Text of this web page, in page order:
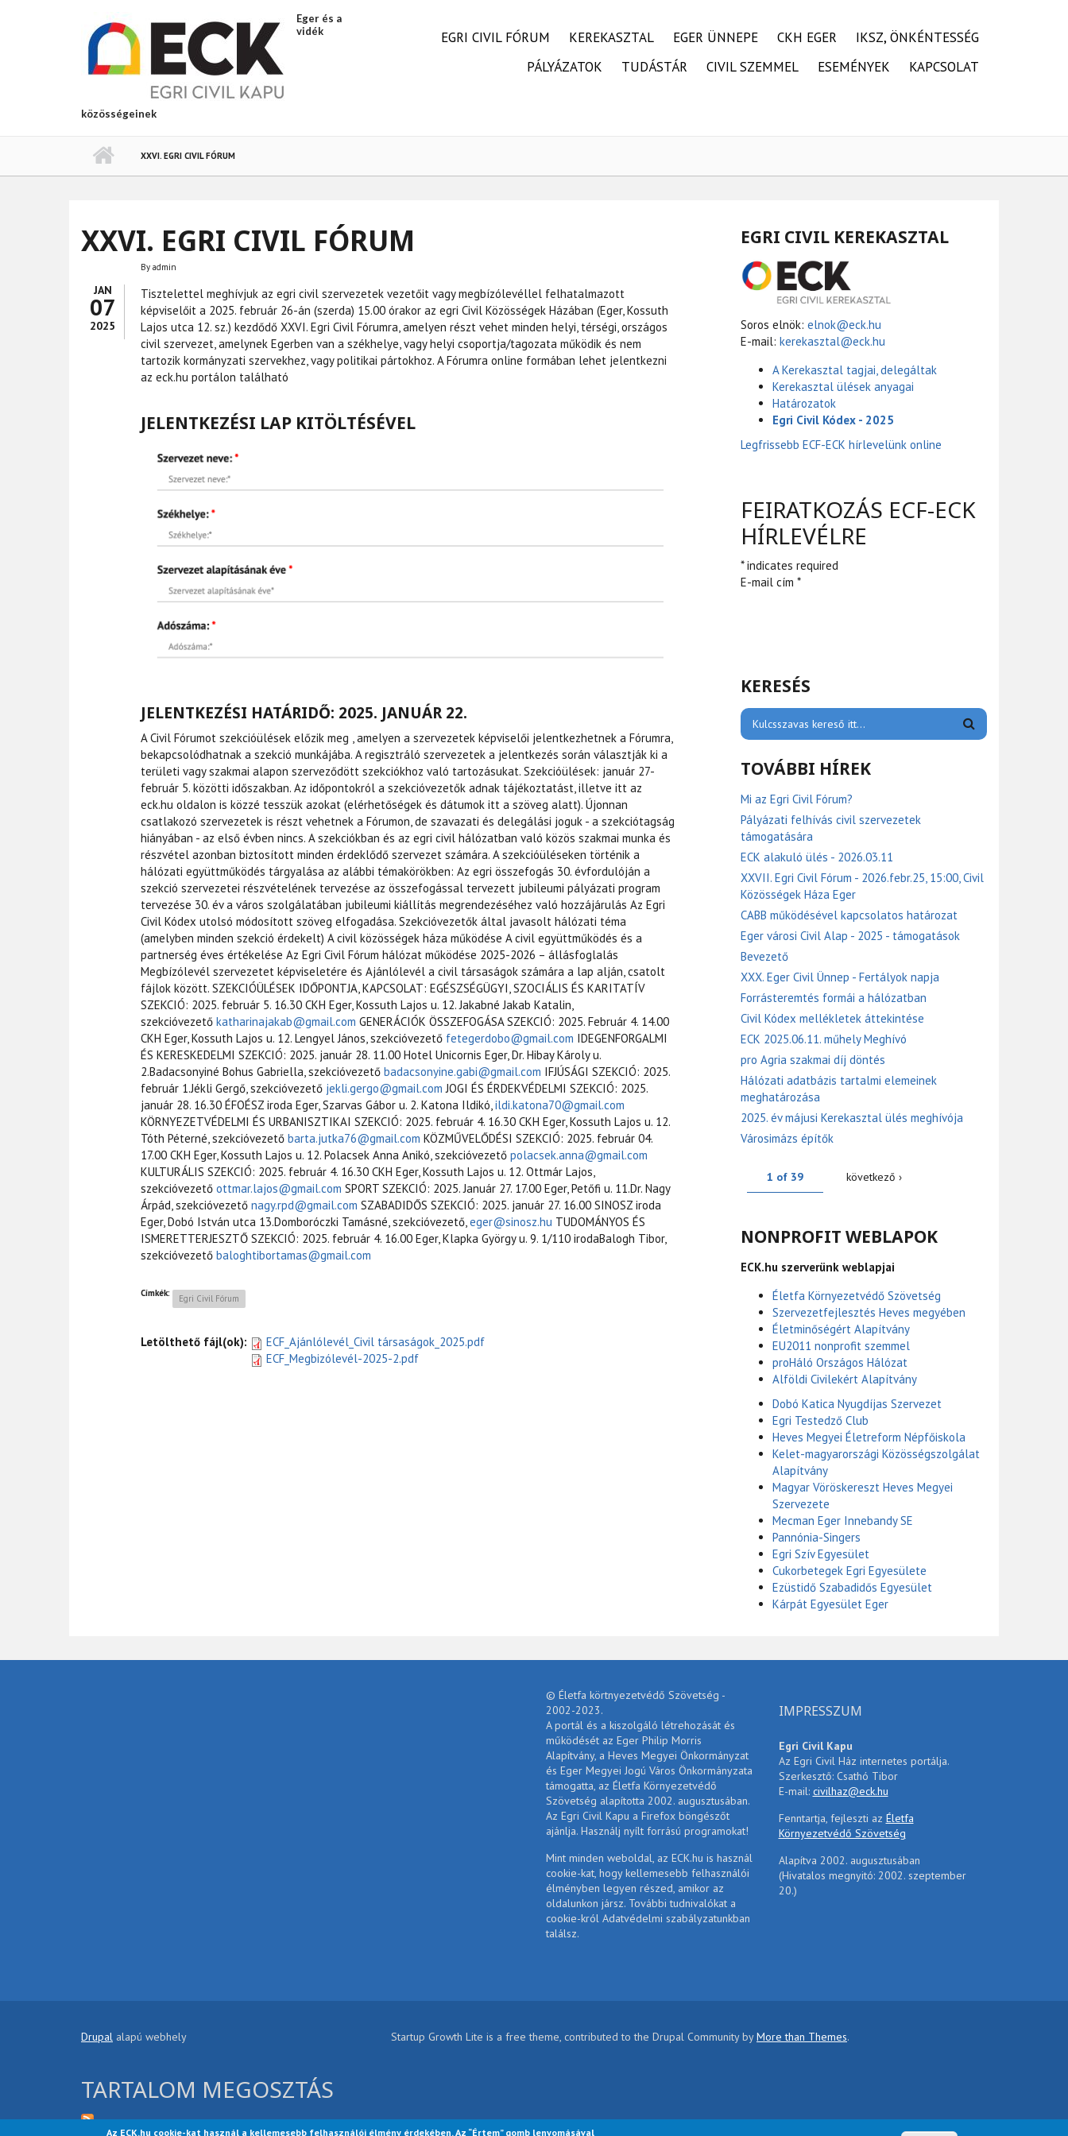
Az ECK.hu cookie-kat használ a kellemesebb felhasználói élmény érdekében. Az “Értem” gomb lenyomásával
Eger és a
vidék
közösségeinek
FŐMENÜ
EGRI CIVIL FÓRUM KEREKASZTAL EGER ÜNNEPE CKH EGER
IKSZ, ÖNKÉNTESSÉG
PÁLYÁZATOK
TUDÁSTÁR CIVIL SZEMMEL ESEMÉNYEK KAPCSOLAT
XXVI. EGRI CIVIL FÓRUM
XXVI. EGRI CIVIL FÓRUM
JAN
07
2025
By admin
Tisztelettel meghívjuk az egri civil szervezetek vezetőit vagy megbízólevéllel felhatalmazott
képviselőit a 2025. február 26-án (szerda) 15.00 órakor az egri Civil Közösségek Házában (Eger, Kossuth
Lajos utca 12. sz.) kezdődő XXVI. Egri Civil Fórumra, amelyen részt vehet minden helyi, térségi, országos
civil szervezet, amelynek Egerben van a székhelye, vagy helyi csoportja/tagozata működik és nem
tartozik kormányzati szervekhez, vagy politikai pártokhoz. A Fórumra online formában lehet jelentkezni
az eck.hu portálon található
JELENTKEZÉSI LAP KITÖLTÉSÉVEL
JELENTKEZÉSI HATÁRIDŐ: 2025. JANUÁR 22.
A Civil Fórumot szekcióülések előzik meg , amelyen a szervezetek képviselői jelentkezhetnek a Fórumra,
bekapcsolódhatnak a szekció munkájába. A regisztráló szervezetek a jelentkezés során választják ki a
területi vagy szakmai alapon szerveződött szekciókhoz való tartozásukat. Szekcióülések: január 27-
február 5. közötti időszakban. Az időpontokról a szekcióvezetők adnak tájékoztatást, illetve itt az
eck.hu oldalon is közzé tesszük azokat (elérhetőségek és dátumok itt a szöveg alatt). Újonnan
csatlakozó szervezetek is részt vehetnek a Fórumon, de szavazati és delegálási joguk - a szekciótagság
hiányában - az első évben nincs. A szekciókban és az egri civil hálózatban való közös szakmai munka és
részvétel azonban biztosított minden érdeklődő szervezet számára. A szekcióüléseken történik a
hálózati együttműködés tárgyalása az alábbi témakörökben: Az egri összefogás 30. évfordulóján a
szekció szervezetei részvételének tervezése az összefogással tervezett jubileumi pályázati program
tervezése 30. év a város szolgálatában jubileumi kiállítás megrendezéséhez való hozzájárulás Az Egri
Civil Kódex utolsó módosított szöveg elfogadása. Szekcióvezetők által javasolt hálózati téma
(amelyben minden szekció érdekelt) A civil közösségek háza működése A civil együttműködés és a
partnerség éves értékelése Az Egri Civil Fórum hálózat működése 2025-2026 – állásfoglalás
Megbízólevél szervezetet képviseletére és Ajánlólevél a civil társaságok számára a lap alján, csatolt
fájlok között. SZEKCIÓÜLÉSEK IDŐPONTJA, KAPCSOLAT: EGÉSZSÉGÜGYI, SZOCIÁLIS ÉS KARITATÍV
SZEKCIÓ: 2025. február 5. 16.30 CKH Eger, Kossuth Lajos u. 12. Jakabné Jakab Katalin,
szekcióvezető katharinajakab@gmail.com GENERÁCIÓK ÖSSZEFOGÁSA SZEKCIÓ: 2025. Február 4. 14.00
CKH Eger, Kossuth Lajos u. 12. Lengyel János, szekcióvezető fetegerdobo@gmail.com IDEGENFORGALMI
ÉS KERESKEDELMI SZEKCIÓ: 2025. január 28. 11.00 Hotel Unicornis Eger, Dr. Hibay Károly u.
2.Badacsonyiné Bohus Gabriella, szekcióvezető badacsonyine.gabi@gmail.com IFJÚSÁGI SZEKCIÓ: 2025.
február 1.Jékli Gergő, szekcióvezető jekli.gergo@gmail.com JOGI ÉS ÉRDEKVÉDELMI SZEKCIÓ: 2025.
január 28. 16.30 ÉFOÉSZ iroda Eger, Szarvas Gábor u. 2. Katona Ildikó,ildi.katona70@gmail.com
KÖRNYEZETVÉDELMI ÉS URBANISZTIKAI SZEKCIÓ: 2025. február 4. 16.30 CKH Eger, Kossuth Lajos u. 12.
Tóth Péterné, szekcióvezető barta.jutka76@gmail.com KÖZMŰVELŐDÉSI SZEKCIÓ: 2025. február 04.
17.00 CKH Eger, Kossuth Lajos u. 12. Polacsek Anna Anikó, szekcióvezető polacsek.anna@gmail.com
KULTURÁLIS SZEKCIÓ: 2025. február 4. 16.30 CKH Eger, Kossuth Lajos u. 12. Ottmár Lajos,
szekcióvezető ottmar.lajos@gmail.com SPORT SZEKCIÓ: 2025. Január 27. 17.00 Eger, Petőfi u. 11.Dr. Nagy
Árpád, szekcióvezető nagy.rpd@gmail.com SZABADIDŐS SZEKCIÓ: 2025. január 27. 16.00 SINOSZ iroda
Eger, Dobó István utca 13.Domboróczki Tamásné, szekcióvezető,eger@sinosz.hu TUDOMÁNYOS ÉS
ISMERETTERJESZTŐ SZEKCIÓ: 2025. február 4. 16.00 Eger, Klapka György u. 9. 1/110 irodaBalogh Tibor,
szekcióvezető baloghtibortamas@gmail.com
Címkék: Egri Civil Fórum
Letölthető fájl(ok):
ECF_Ajánlólevél_Civil társaságok_2025.pdf
ECF_Megbizólevél-2025-2.pdf
EGRI CIVIL KEREKASZTAL
Soros elnök: elnok@eck.hu
E-mail: kerekasztal@eck.hu
A Kerekasztal tagjai, delegáltak
Kerekasztal ülések anyagai
Határozatok
Egri Civil Kódex - 2025
Legfrissebb ECF-ECK hírlevelünk online
FEIRATKOZÁS ECF-ECK
HÍRLEVÉLRE
* indicates required
E-mail cím *
KERESÉS
TOVÁBBI HÍREK
Mi az Egri Civil Fórum?
Pályázati felhívás civil szervezetek
támogatására
ECK alakuló ülés - 2026.03.11
XXVII. Egri Civil Fórum - 2026.febr.25, 15:00, Civil
Közösségek Háza Eger
CABB működésével kapcsolatos határozat
Eger városi Civil Alap - 2025 - támogatások
Bevezető
XXX. Eger Civil Ünnep - Fertályok napja
Forrásteremtés formái a hálózatban
Civil Kódex mellékletek áttekintése
ECK 2025.06.11. műhely Meghívó
pro Agria szakmai díj döntés
Hálózati adatbázis tartalmi elemeinek
meghatározása
2025. év májusi Kerekasztal ülés meghívója
Városimázs építők
1 of 39 következő ›
NONPROFIT WEBLAPOK
ECK.hu szerverünk weblapjai
Életfa Környezetvédő Szövetség
Szervezetfejlesztés Heves megyében
Életminőségért Alapítvány
EU2011 nonprofit szemmel
proHáló Országos Hálózat
Alföldi Civilekért Alapítvány
Dobó Katica Nyugdíjas Szervezet
Egri Testedző Club
Heves Megyei Életreform Népfőiskola
Kelet-magyarországi Közösségszolgálat
Alapítvány
Magyar Vöröskereszt Heves Megyei
Szervezete
Mecman Eger Innebandy SE
Pannónia-Singers
Egri Szív Egyesület
Cukorbetegek Egri Egyesülete
Ezüstidő Szabadidős Egyesület
Kárpát Egyesület Eger
© Életfa körtnyezetvédő Szövetség -
2002-2023.
A portál és a kiszolgáló létrehozását és
működését az Eger Philip Morris
Alapítvány, a Heves Megyei Önkormányzat
és Eger Megyei Jogú Város Önkormányzata
támogatta, az Életfa Környezetvédő
Szövetség alapította 2002. augusztusában.
Az Egri Civil Kapu a Firefox böngészőt
ajánlja. Használj nyílt forrású programokat!
Mint minden weboldal, az ECK.hu is használ
cookie-kat, hogy kellemesebb felhasználói
élményben legyen részed, amikor az
oldalunkon jársz. További tudnivalókat a
cookie-król Adatvédelmi szabályzatunkban
találsz.
IMPRESSZUM
Egri Civil Kapu
Az Egri Civil Ház internetes portálja.
Szerkesztő: Csathó Tibor
E-mail: civilhaz@eck.hu
Fenntartja, fejleszti az Életfa
Környezetvédő Szövetség
Alapítva 2002. augusztusában
(Hivatalos megnyitó: 2002. szeptember
20.)
Drupal alapú webhely
TARTALOM MEGOSZTÁS
Startup Growth Lite is a free theme, contributed to the Drupal Community byMore than Themes.